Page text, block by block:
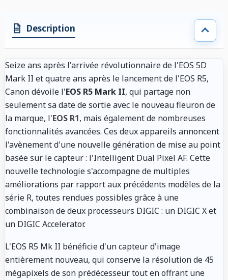
Description
Seize ans après l'arrivée révolutionnaire de l'EOS 5D
Mark II et quatre ans après le lancement de l'EOS R5,
Canon dévoile l'EOS R5 Mark II, qui partage non
seulement sa date de sortie avec le nouveau fleuron de
la marque, l'EOS R1, mais également de nombreuses
fonctionnalités avancées. Ces deux appareils annoncent
l'avènement d'une nouvelle génération de mise au point
basée sur le capteur : l'Intelligent Dual Pixel AF. Cette
nouvelle technologie s'accompagne de multiples
améliorations par rapport aux précédents modèles de la
série R, toutes rendues possibles grâce à une
combinaison de deux processeurs DIGIC : un DIGIC X et
un DIGIC Accelerator.
L'EOS R5 Mk II bénéficie d'un capteur d'image
entièrement nouveau, qui conserve la résolution de 45
mégapixels de son prédécesseur tout en offrant une